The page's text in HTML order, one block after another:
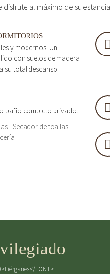
al máximo de su estancia
y modernos. Un
con suelos de madera
su total descanso.
baño completo privado.
- Secador de toallas -